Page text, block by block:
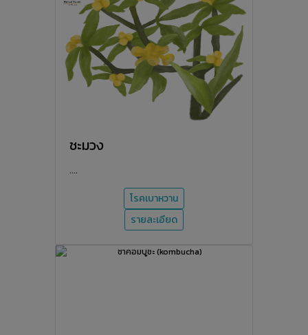
ชะมวง
....
โรคเบาหวาน
รายละเอียด